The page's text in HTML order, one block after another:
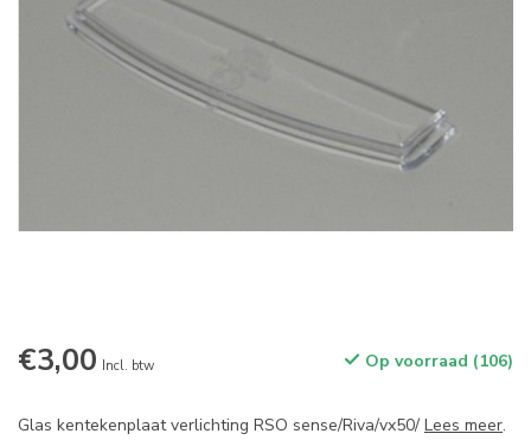
€3,00 Incl. btw Op voorraad (106)
Glas kentekenplaat verlichting RSO sense/Riva/vx50/ Lees meer.